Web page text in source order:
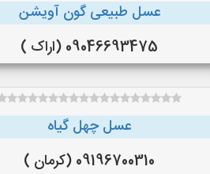
عسل طبیعی گون آویشن
09046693475 (اراک )
عسل چهل گیاه
09196700310 (کرمان )